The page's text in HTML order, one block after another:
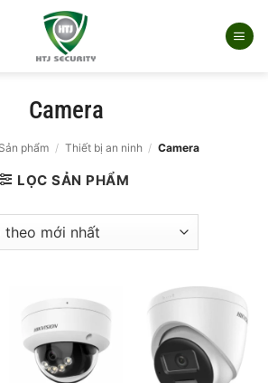
Camera
Sản phẩm / Thiết bị an ninh / Camera
LỌC SẢN PHẨM